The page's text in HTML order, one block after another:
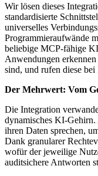
Wir lösen dieses
standardisierte
universelles
Programmieraufwände
beliebige MCP-fähige
Anwendungen
sind, und rufen diese
Der Mehrwert: Vom
Die Integration
dynamisches KI-
ihren Daten sprechen,
Dank granularer
wofür der jeweilige
auditsichere Antworten